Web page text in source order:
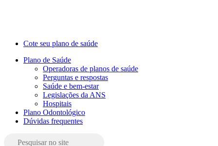
Cote seu plano de saúde
Plano de Saúde
Operadoras de planos de saúde
Perguntas e respostas
Saúde e bem-estar
Legislações da ANS
Hospitais
Plano Odontológico
Dúvidas frequentes